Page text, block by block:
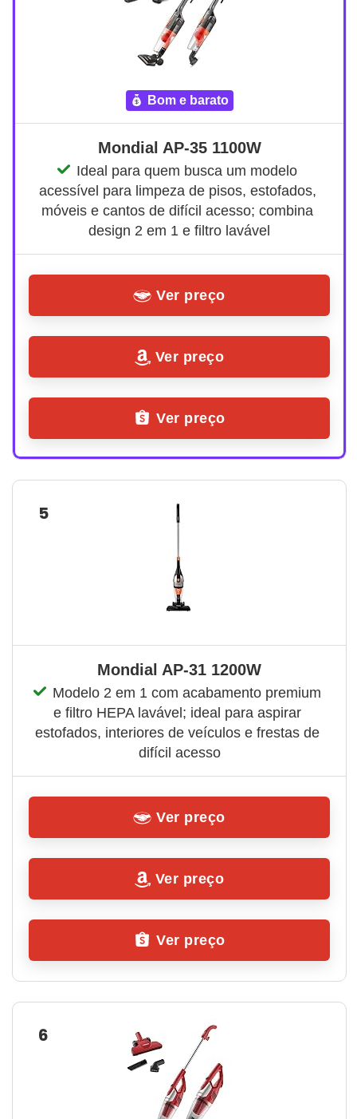
bom e barato
Mondial AP-35 1100W
Ideal para quem busca um modelo
acessível para limpeza de pisos, estofados,
móveis e cantos de difícil acesso; combina
design 2 em 1 e filtro lavável
Ver preço
Ver preço
Ver preço
5
Mondial AP-31 1200W
Modelo 2 em 1 com acabamento premium
e filtro HEPA lavável; ideal para aspirar
estofados, interiores de veículos e frestas de
difícil acesso
Ver preço
Ver preço
Ver preço
6